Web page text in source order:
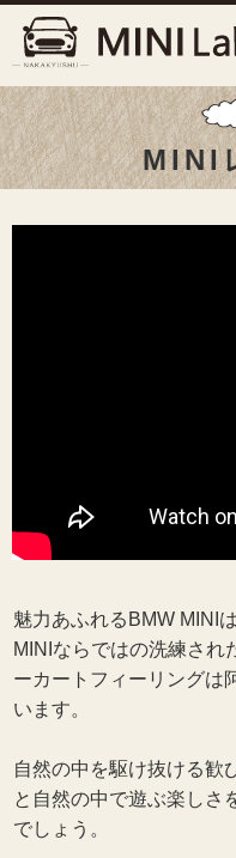
MINI
魅力あふれるBMW MINI
MINIならではの洗練され
ーカートフィーリングは
います。
自然の中を駆け抜ける歓
と自然の中で遊ぶ楽しさ
でしょう。